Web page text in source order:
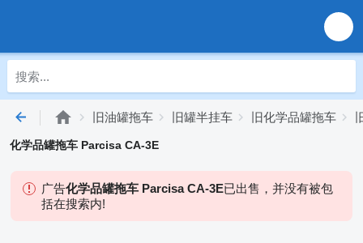
旧油罐拖车 旧罐半挂车 旧化学品罐拖车
化学品罐拖车 Parcisa CA-3E
广告化学品罐拖车 Parcisa CA-3E已出售，并没有被包
括在搜索内!